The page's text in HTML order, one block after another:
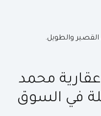
القصير والطويل.
محمد
في السوق